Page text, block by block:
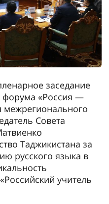
заседание
форума «Россия —
межрегионального
Совета
Таджикистана за
русского языка в
учитель